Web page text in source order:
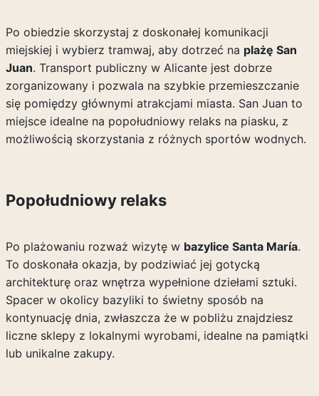
Po obiedzie skorzystaj z doskonałej komunikacji
miejskiej i wybierz tramwaj, aby dotrzeć na plażę San
Juan. Transport publiczny w Alicante jest dobrze
zorganizowany i pozwala na szybkie przemieszczanie
się pomiędzy głównymi atrakcjami miasta. San Juan to
miejsce idealne na popołudniowy relaks na piasku, z
możliwością skorzystania z różnych sportów wodnych.
Popołudniowy relaks
Po plażowaniu rozważ wizytę w bazylice Santa María.
To doskonała okazja, by podziwiać jej gotycką
architekturę oraz wnętrza wypełnione dziełami sztuki.
Spacer w okolicy bazyliki to świetny sposób na
kontynuację dnia, zwłaszcza że w pobliżu znajdziesz
liczne sklepy z lokalnymi wyrobami, idealne na pamiątki
lub unikalne zakupy.